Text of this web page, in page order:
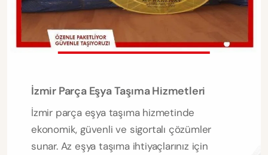
İzmir Parça Eşya Taşıma Hizmetleri
İzmir parça eşya taşıma hizmetinde
ekonomik, güvenli ve sigortalı çözümler
sunar. Az eşya taşıma ihtiyaçlarınız için